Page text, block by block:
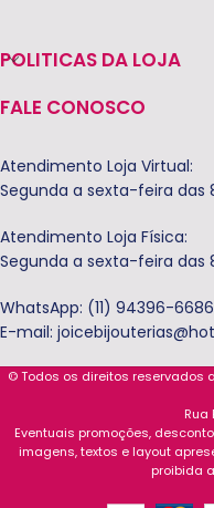
POLITICAS DA LOJA
FALE CONOSCO
Atendimento Loja Virtual:
Segunda a sexta-feira das
Atendimento Loja Física:
Segunda a sexta-feira das
WhatsApp: (11) 94396-6686
E-mail:
© Todos os direitos reservados a
Rua
Eventuais promoções,
imagens, textos e layout
proibida